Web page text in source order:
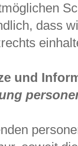
dass
und